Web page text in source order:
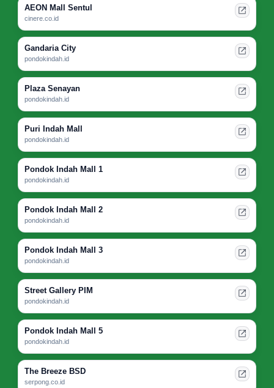
AEON Mall Sentul
cinere.co.id
Gandaria City
pondokindah.id
Plaza Senayan
pondokindah.id
Puri Indah Mall
pondokindah.id
Pondok Indah Mall 1
pondokindah.id
Pondok Indah Mall 2
pondokindah.id
Pondok Indah Mall 3
pondokindah.id
Street Gallery PIM
pondokindah.id
Pondok Indah Mall 5
pondokindah.id
The Breeze BSD
serpong.co.id